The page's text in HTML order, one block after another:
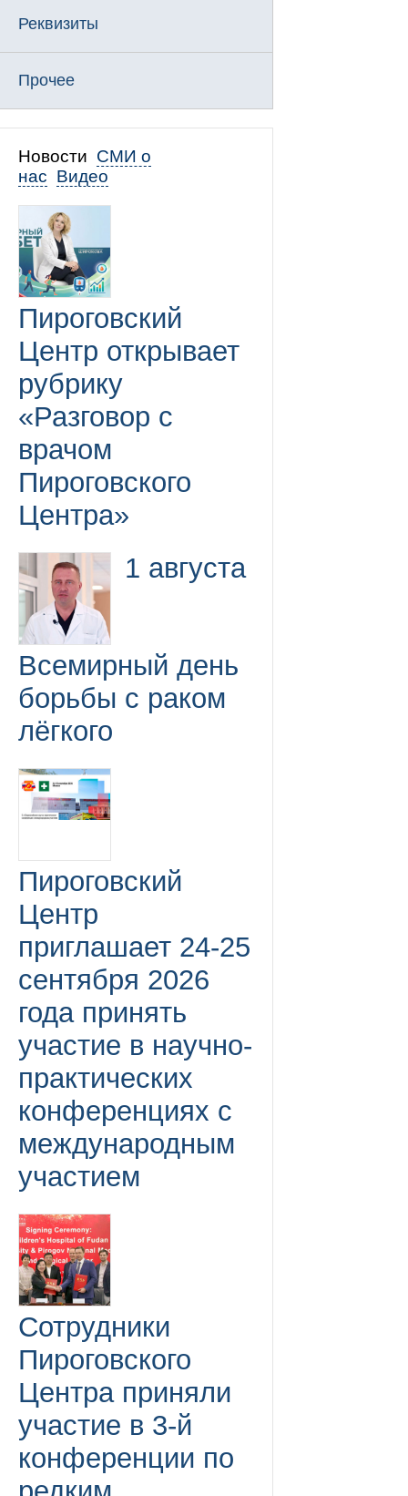
Реквизиты
Прочее
Новости СМИ о
нас Видео
Пироговский
Центр открывает
рубрику
«Разговор с
врачом
Пироговского
Центра»
1 августа
Всемирный день
борьбы с раком
лёгкого
Пироговский
Центр
приглашает 24-25
сентября 2026
года принять
участие в научно-
практических
конференциях с
международным
участием
Сотрудники
Пироговского
Центра приняли
участие в 3-й
конференции по